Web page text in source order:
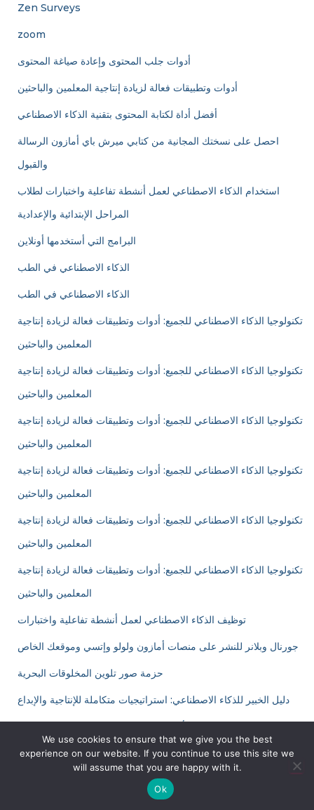
Zen Surveys
zoom
أدوات جلب المحتوى وإعادة صياغة المحتوى
أدوات وتطبيقات فعالة لزيادة إنتاجية المعلمين والباحثين
أفضل أداة لكتابة المحتوى بتقنية الذكاء الاصطناعي
احصل على نسختك المجانية من كتابي ميرش باي أمازون الرسالة
والقبول
استخدام الذكاء الاصطناعي لعمل أنشطة تفاعلية واختبارات لطلاب
المراحل الإبتدائية والإعدادية
البرامج التي أستخدمها أونلاين
الذكاء الاصطناعي في الطب
الذكاء الاصطناعي في الطب
تكنولوجيا الذكاء الاصطناعي للجميع: أدوات وتطبيقات فعالة لزيادة إنتاجية
المعلمين والباحثين
تكنولوجيا الذكاء الاصطناعي للجميع: أدوات وتطبيقات فعالة لزيادة إنتاجية
المعلمين والباحثين
تكنولوجيا الذكاء الاصطناعي للجميع: أدوات وتطبيقات فعالة لزيادة إنتاجية
المعلمين والباحثين
تكنولوجيا الذكاء الاصطناعي للجميع: أدوات وتطبيقات فعالة لزيادة إنتاجية
المعلمين والباحثين
تكنولوجيا الذكاء الاصطناعي للجميع: أدوات وتطبيقات فعالة لزيادة إنتاجية
المعلمين والباحثين
تكنولوجيا الذكاء الاصطناعي للجميع: أدوات وتطبيقات فعالة لزيادة إنتاجية
المعلمين والباحثين
توظيف الذكاء الاصطناعي لعمل أنشطة تفاعلية واختبارات
جورنال وبلانر للنشر على منصات أمازون ولولو وإتسي وموقعك الخاص
حزمة صور تلوين المخلوقات البحرية
دليل الخبير للذكاء الاصطناعي: استراتيجيات متكاملة للإنتاجية والإبداع
رابط التسجيل لـ إتسي للحصول على ٤٠ منتج مجاني
رابط الحصول على كورس ميرش باي امازون بكود خصم ٩٣ بالمئة
We use cookies to ensure that we give you the best
experience on our website. If you continue to use this site we
will assume that you are happy with it.
Ok